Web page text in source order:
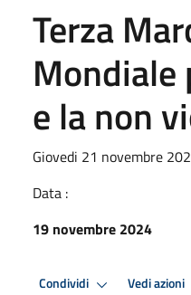
Terza
Mondiale
e la non
Giovedi 21 novembre
Data :
19 novembre 2024
Condividi Vedi azioni